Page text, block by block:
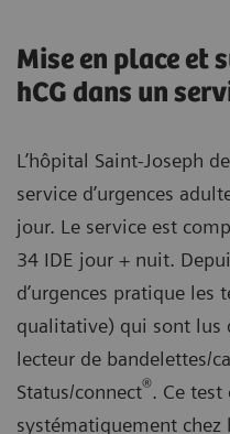
Mise en place et
hCG dans un
L’hôpital Saint-Joseph
service d’urgences
jour. Le service est
34 IDE jour + nuit.
d’urgences pratique les
qualitative) qui sont lus
lecteur de bandelettes/
Status/connect®. Ce test
systématiquement chez